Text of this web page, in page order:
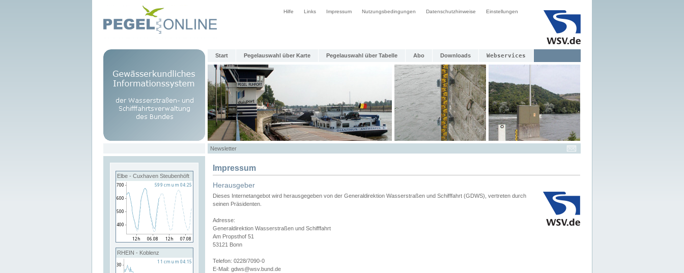
Hilfe Links Impressum Nutzungsbedingungen Datenschutzhinweise Einstellungen
Start Pegelauswahl über Karte Pegelauswahl über Tabelle Abo Downloads Webservices
Newsletter
Elbe - Cuxhaven Steubenhöft
RHEIN - Koblenz
Impressum
Herausgeber
Dieses Internetangebot wird herausgegeben von der Generaldirektion Wasserstraßen und Schifffahrt (GDWS), vertreten durch
seinen Präsidenten.
Adresse:
Generaldirektion Wasserstraßen und Schifffahrt
Am Propsthof 51
53121 Bonn
Telefon: 0228/7090-0
E-Mail: gdws@wsv.bund.de